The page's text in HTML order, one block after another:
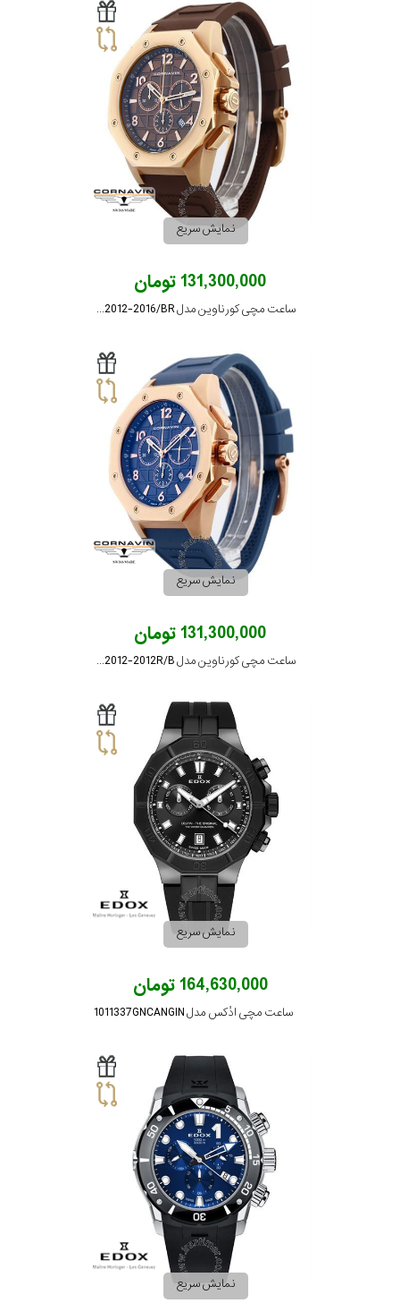
نمایش سریع
131,300,000 تومان
ساعت مچی کورناوین مدل COR2012-2016/BR
نمایش سریع
131,300,000 تومان
ساعت مچی کورناوین مدل COR2012-2012R/B
نمایش سریع
164,630,000 تومان
ساعت مچی ادُکس مدل 1011337GNCANGIN
نمایش سریع